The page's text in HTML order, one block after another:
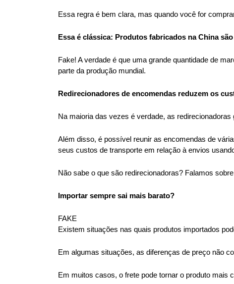
Essa regra é bem clara, mas quando você for
Essa é clássica: Produtos fabricados na China
Fake! A verdade é que uma grande quantidade de
parte da produção mundial.
Redirecionadores de encomendas reduzem os
Na maioria das vezes é verdade, as
Além disso, é possível reunir as encomendas de
seus custos de transporte em relação à envios
Não sabe o que são redirecionadoras? Falamos
Importar sempre sai mais barato?
FAKE
Existem situações nas quais produtos importados
Em algumas situações, as diferenças de preço não
Em muitos casos, o frete pode tornar o produto mais